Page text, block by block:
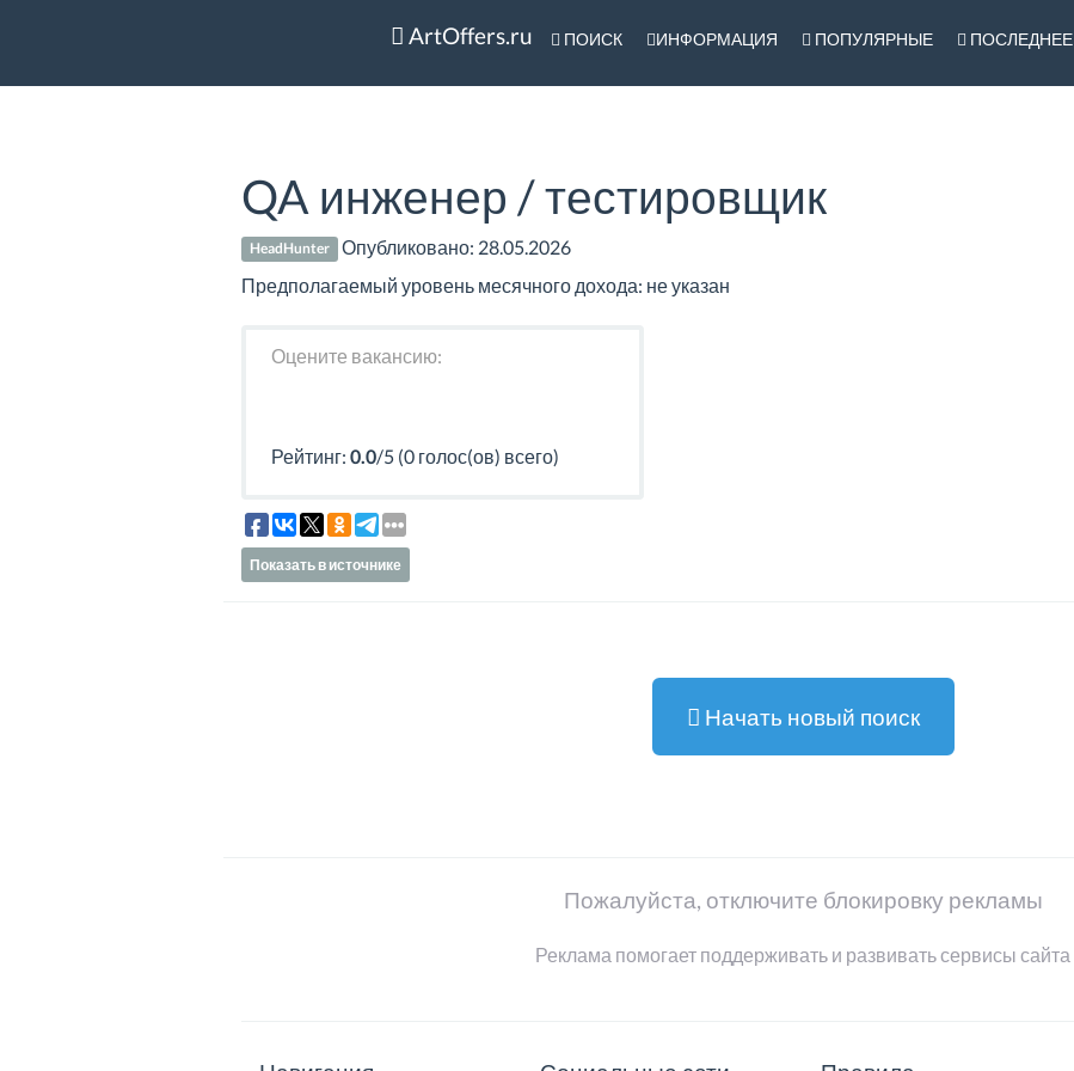
ArtOffers.ru ПОИСК ИНФОРМАЦИЯ ПОПУЛЯРНЫЕ ПОСЛЕДНЕЕ
QA инженер / тестировщик
HeadHunter Опубликовано: 28.05.2026
Предполагаемый уровень месячного дохода: не указан
Оцените вакансию:
Рейтинг: 0.0/5 (0 голос(ов) всего)
Показать в источнике
Начать новый поиск
Пожалуйста, отключите блокировку рекламы
Реклама помогает поддерживать и развивать сервисы сайта